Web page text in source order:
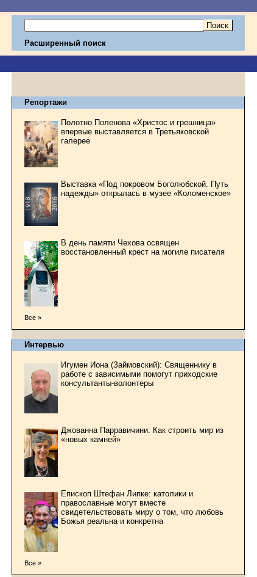
Расширенный поиск
Репортажи
Полотно Поленова «Христос и грешница»
впервые выставляется в Третьяковской
галерее
Выставка «Под покровом Боголюбской. Путь
надежды» открылась в музее «Коломенское»
В день памяти Чехова освящен
восстановленный крест на могиле писателя
Все »
Интервью
Игумен Иона (Займовский): Священнику в
работе с зависимыми помогут приходские
консультанты-волонтеры
Джованна Парравичини: Как строить мир из
«новых камней»
Епископ Штефан Липке: католики и
православные могут вместе
свидетельствовать миру о том, что любовь
Божья реальна и конкретна
Все »